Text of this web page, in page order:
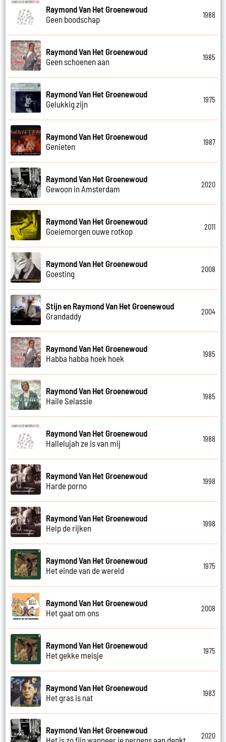
Raymond Van Het Groenewoud
Geen boodschap
1988
Raymond Van Het Groenewoud
Geen schoenen aan
1985
Raymond Van Het Groenewoud
Gelukkig zijn
1975
Raymond Van Het Groenewoud
Genieten
1987
Raymond Van Het Groenewoud
Gewoon in Amsterdam
2020
Raymond Van Het Groenewoud
Goeiemorgen ouwe rotkop
2011
Raymond Van Het Groenewoud
Goesting
2008
Stijn en Raymond Van Het Groenewoud
Grandaddy
2004
Raymond Van Het Groenewoud
Habba habba hoek hoek
1985
Raymond Van Het Groenewoud
Haile Selassie
1985
Raymond Van Het Groenewoud
Hallelujah ze is van mij
1988
Raymond Van Het Groenewoud
Harde porno
1998
Raymond Van Het Groenewoud
Help de rijken
1998
Raymond Van Het Groenewoud
Het einde van de wereld
1975
Raymond Van Het Groenewoud
Het gaat om ons
2008
Raymond Van Het Groenewoud
Het gekke meisje
1975
Raymond Van Het Groenewoud
Het gras is nat
1983
Raymond Van Het Groenewoud
Het is zo fijn wanneer je nergens aan denkt
2020